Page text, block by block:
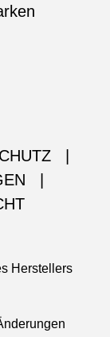
Herstellers